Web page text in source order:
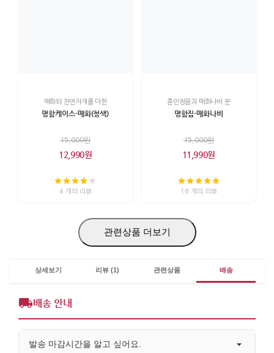
매화와 천연자개를 더한
명함케이스-매화(청색)
15,000원
12,990원
4 개의 리뷰
훈민정음과 매화나비 문
명함집-매화나비
15,000원
11,990원
16 개의 리뷰
관련상품 더보기
상세보기 리뷰 (1) 관련상품 배송
배송 안내
발송 마감시간을 알고 싶어요.